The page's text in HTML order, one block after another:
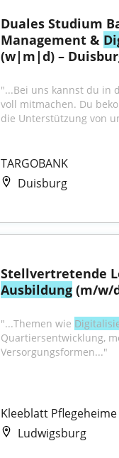
Duales Studium
Management &
(w|m|d) –
"...Bei uns kannst du in
voll mitmachen. Du
die Unterstützung von
TARGOBANK
Duisburg
Ausbildung (m/w/
"...Themen wie
Quartiersentwicklung,
Versorgungsformen..."
Kleeblatt
Ludwigsburg